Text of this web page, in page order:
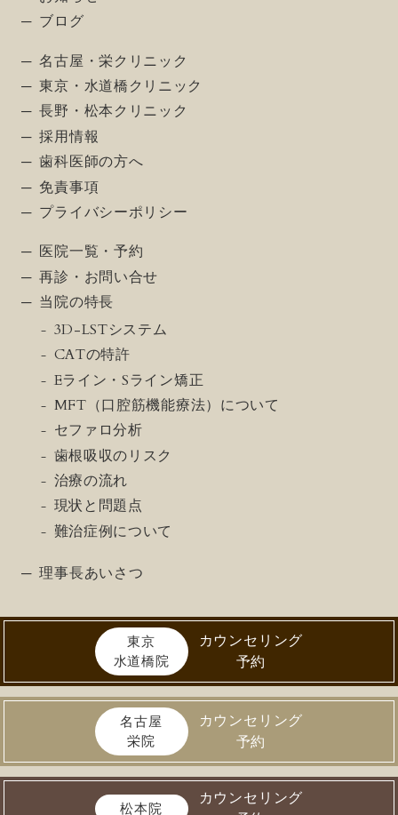
ブログ
名古屋・栄クリニック
東京・水道橋クリニック
長野・松本クリニック
採用情報
歯科医師の方へ
免責事項
プライバシーポリシー
医院一覧・予約
再診・お問い合せ
当院の特長
3D-LSTシステム
CATの特許
Eライン・Sライン矯正
MFT（口腔筋機能療法）について
セファロ分析
歯根吸収のリスク
治療の流れ
現状と問題点
難治症例について
理事長あいさつ
東京
水道橋院
カウンセリング
予約
名古屋
栄院
カウンセリング
予約
松本院
カウンセリング